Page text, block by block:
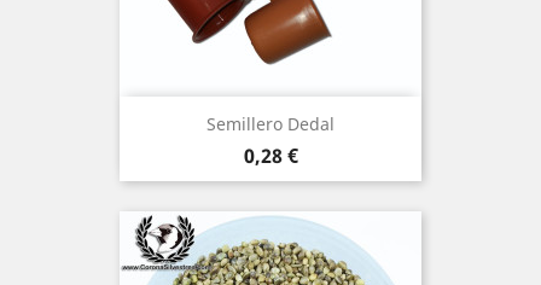
Semillero Dedal
Precio
0,28 €